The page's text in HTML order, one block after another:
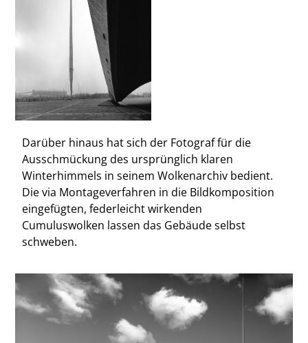
Darüber hinaus hat sich der Fotograf für die
Ausschmückung des ursprünglich klaren
Winterhimmels in seinem Wolkenarchiv bedient.
Die via Montageverfahren in die Bildkomposition
eingefügten, federleicht wirkenden
Cumuluswolken lassen das Gebäude selbst
schweben.